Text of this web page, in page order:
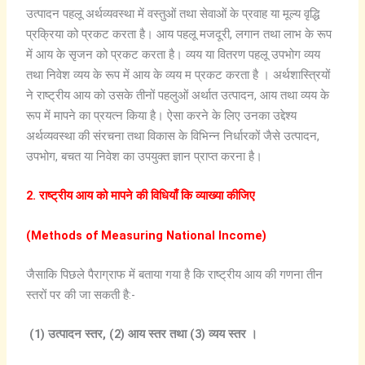
उत्पादन पहलू अर्थव्यवस्था में वस्तुओं तथा सेवाओं के प्रवाह या मूल्य वृद्धि
प्रक्रिया को प्रकट करता है। आय पहलू मजदूरी, लगान तथा लाभ के रूप
में आय के सृजन को प्रकट करता है। व्यय या वितरण पहलू उपभोग व्यय
तथा निवेश व्यय के रूप में आय के व्यय म प्रकट करता है । अर्थशास्त्रियों
ने राष्ट्रीय आय को उसके तीनों पहलुओं अर्थात उत्पादन, आय तथा व्यय के
रूप में मापने का प्रयत्न किया है। ऐसा करने के लिए उनका उद्देश्य
अर्थव्यवस्था की संरचना तथा विकास के विभिन्न निर्धारकों जैसे उत्पादन,
उपभोग, बचत या निवेश का उपयुक्त ज्ञान प्राप्त करना है।
2. राष्ट्रीय आय को मापने की विधियाँकि व्याख्या कीजिए
(Methods of Measuring National Income)
जैसाकि पिछले पैराग्राफ में बताया गया है कि राष्ट्रीय आय की गणना तीन
स्तरों पर की जा सकती है:-
(1) उत्पादनस्तर, (2) आयस्तरतथा (3) व्ययस्तर ।